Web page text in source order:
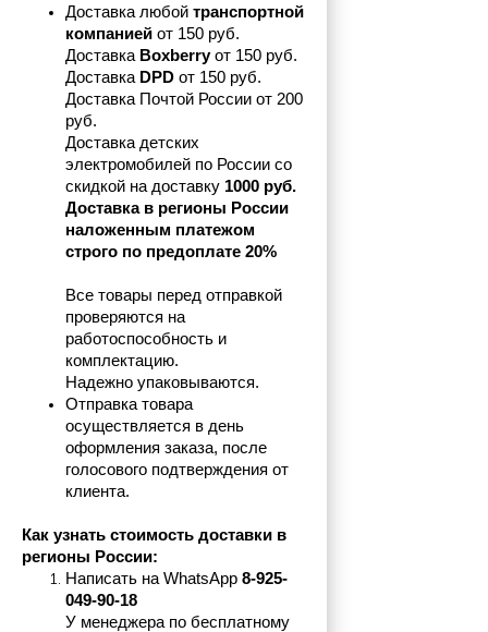
Доставка любой транспортной
компанией от 150 руб.
Доставка Boxberry от 150 руб.
Доставка DPD от 150 руб.
Доставка Почтой России от 200
руб.
Доставка детских
электромобилей по России со
скидкой на доставку 1000 руб.
Доставка в регионы России
наложенным платежом
строго по предоплате 20%
Все товары перед отправкой
проверяются на
работоспособность и
комплектацию.
Надежно упаковываются.
Отправка товара
осуществляется в день
оформления заказа, после
голосового подтверждения от
клиента.
Как узнать стоимость доставки в
регионы России:
Написать на WhatsApp 8-925-
049-90-18
У менеджера по бесплатному